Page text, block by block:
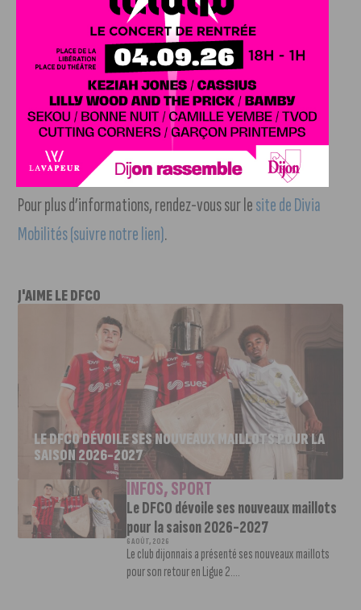
À partir du samedi 24 août, toutes les stations seront
desservies.
Informations pratiques
Pour plus d’informations, rendez-vous sur lesite de Divia
Mobilités (suivre notre lien).
J'AIME LE DFCO
LE DFCO DÉVOILE SES NOUVEAUX MAILLOTS POUR LA
SAISON 2026-2027
INFOS,SPORT
Le DFCO dévoile ses nouveaux maillots
pour la saison 2026-2027
6 AOÛT, 2026
Le club dijonnais a présenté ses nouveaux maillots
pour son retour en Ligue 2....